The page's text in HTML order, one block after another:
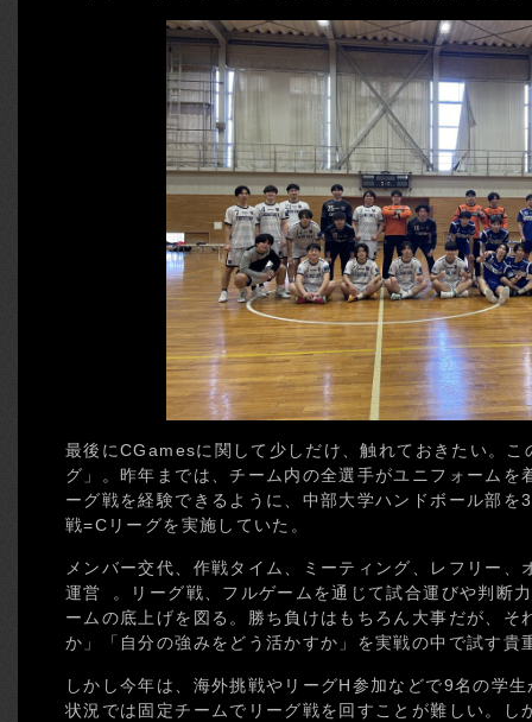
最後にCGamesに関して少しだけ、触れておきたい。こ
グ」。昨年までは、チーム内の全選手がユニフォーム
ーグ戦を経験できるように、中部大学ハンドボール部
戦=Cリーグを実施していた。
メンバー交代、作戦タイム、ミーティング、レフリー、
運営 。リーグ戦、フルゲームを通じて試合運びや判断
ームの底上げを図る。勝ち負けはもちろん大事だが、そ
か」「自分の強みをどう活かすか」を実戦の中で試す貴
しかし今年は、海外挑戦やリーグH参加などで9名の学
状況では固定チームでリーグ戦を回すことが難しい。し